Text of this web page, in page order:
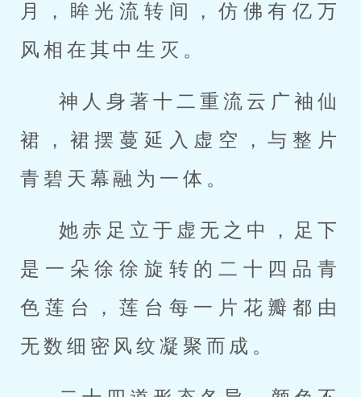
月，眸光流转间，仿佛有亿万
风相在其中生灭。
神人身著十二重流云广袖仙
裙，裙摆蔓延入虚空，与整片
青碧天幕融为一体。
她赤足立于虚无之中，足下
是一朵徐徐旋转的二十四品青
色莲台，莲台每一片花瓣都由
无数细密风纹凝聚而成。